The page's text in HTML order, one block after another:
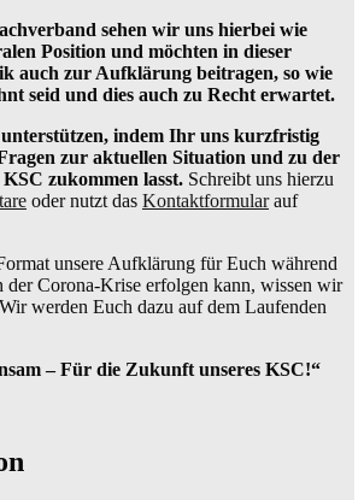
sehen wir uns hierbei wie
Position und möchten in dieser
auch zur Aufklärung beitragen, so wie
seid und dies auch zu Recht erwartet.
indem Ihr uns kurzfristig
zur aktuellen Situation und zu der
zukommen lasst. Schreibt uns hierzu
oder nutzt das Kontaktformularauf
unsere Aufklärung für Euch während
der Corona-Krise erfolgen kann, wissen wir
werden Euch dazu auf dem Laufenden
– Für die Zukunft unseres KSC!“